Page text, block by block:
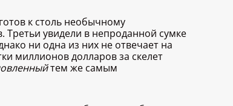
к столь необычному
Третьи увидели в непроданной сумке
ни одна из них не отвечает на
миллионов долларов за скелет
тем же самым